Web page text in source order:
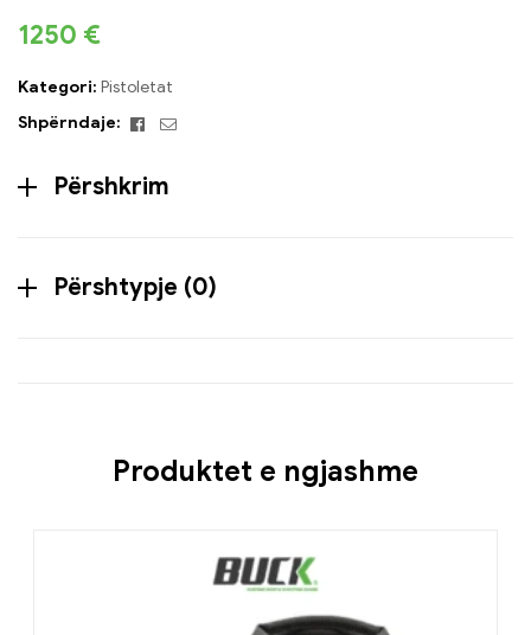
1250 €
Kategori: Pistoletat
Shpërndaje:
Facebook
Email
Përshkrim
Përshtypje (0)
Produktet e ngjashme